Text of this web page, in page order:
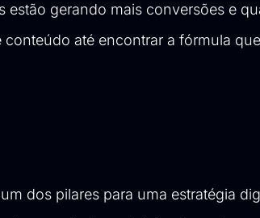
gerando mais conversões e
até encontrar a fórmula
dos pilares para uma estratégia